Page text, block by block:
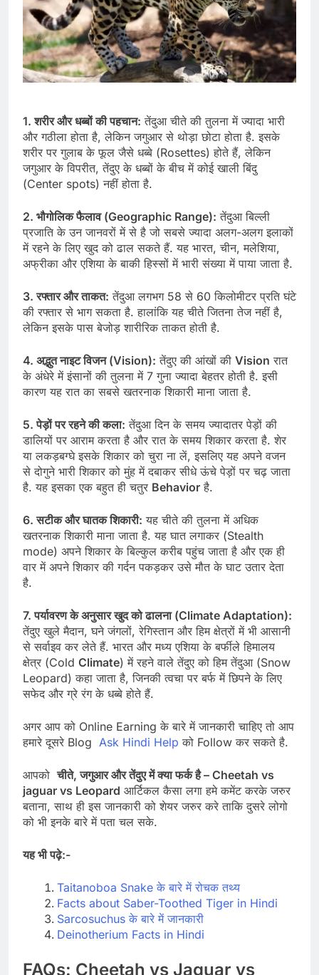
1. शरीर और धब्बों की पहचान: तेंदुआ चीते की तुलना में ज्यादा भारी
और गठीला होता है, लेकिन जगुआर से थोड़ा छोटा होता है. इसके
शरीर पर गुलाब के फूल जैसे धब्बे (Rosettes) होते हैं, लेकिन
जगुआर के विपरीत, तेंदुए के धब्बों के बीच में कोई खाली बिंदु
(Center spots) नहीं होता है.
2. भौगोलिक फैलाव (Geographic Range): तेंदुआ बिल्ली
प्रजाति के उन जानवरों में से है जो सबसे ज्यादा अलग-अलग इलाकों
में रहने के लिए खुद को ढाल सकते हैं. यह भारत, चीन, मलेशिया,
अफ्रीका और एशिया के बाकी हिस्सों में भारी संख्या में पाया जाता है.
3. रफ्तार और ताकत: तेंदुआ लगभग 58 से 60 किलोमीटर प्रति घंटे
की रफ्तार से भाग सकता है. हालांकि यह चीते जितना तेज नहीं है,
लेकिन इसके पास बेजोड़ शारीरिक ताकत होती है.
4. अद्भुत नाइट विजन (Vision): तेंदुए की आंखों की Vision रात
के अंधेरे में इंसानों की तुलना में 7 गुना ज्यादा बेहतर होती है. इसी
कारण यह रात का सबसे खतरनाक शिकारी माना जाता है.
5. पेड़ों पर रहने की कला: तेंदुआ दिन के समय ज्यादातर पेड़ों की
डालियों पर आराम करता है और रात के समय शिकार करता है. शेर
या लकड़बग्घे इसके शिकार को चुरा ना लें, इसलिए यह अपने वजन
से दोगुने भारी शिकार को मुंह में दबाकर सीधे ऊंचे पेड़ों पर चढ़ जाता
है. यह इसका एक बहुत ही चतुर Behavior है.
6. सटीक और घातक शिकारी: यह चीते की तुलना में अधिक
खतरनाक शिकारी माना जाता है. यह घात लगाकर (Stealth
mode) अपने शिकार के बिल्कुल करीब पहुंच जाता है और एक ही
वार में अपने शिकार की गर्दन पकड़कर उसे मौत के घाट उतार देता
है.
7. पर्यावरण के अनुसार खुद को ढालना (Climate Adaptation):
तेंदुए खुले मैदान, घने जंगलों, रेगिस्तान और हिम क्षेत्रों में भी आसानी
से सर्वाइव कर लेते हैं. भारत और मध्य एशिया के बर्फीले हिमालय
क्षेत्र (Cold Climate) में रहने वाले तेंदुए को हिम तेंदुआ (Snow
Leopard) कहा जाता है, जिनकी त्वचा पर बर्फ में छिपने के लिए
सफेद और ग्रे रंग के धब्बे होते हैं.
अगर आप को Online Earning के बारे में जानकारी चाहिए तो आप
हमारे दूसरे Blog Ask Hindi Help को Follow कर सकते है.
आपकोचीते, जगुआर और तेंदुए में क्या फर्क है – Cheetah vs
jaguar vs Leopard आर्टिकल कैसा लगा हमे कमेंट करके जरुर
बताना, साथ ही इस जानकारी को शेयर जरुर करे ताकि दुसरे लोगो
को भी इनके बारे में पता चल सके.
यह भी पढ़े:-
Taitanoboa Snake के बारे में रोचक तथ्य
Facts about Saber-Toothed Tiger in Hindi
Sarcosuchus के बारे में जानकारी
Deinotherium Facts in Hindi
FAQs: Cheetah vs Jaguar vs